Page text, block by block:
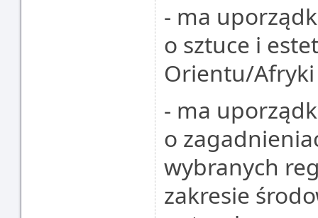
- ma
o sztuce i
Orientu/Afryki
- ma
o
wybranych
zakresie